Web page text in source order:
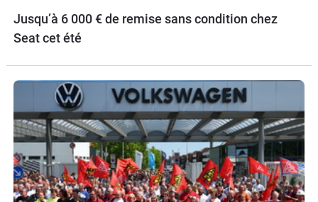
Jusqu’à 6 000 € de remise sans condition chez
Seat cet été